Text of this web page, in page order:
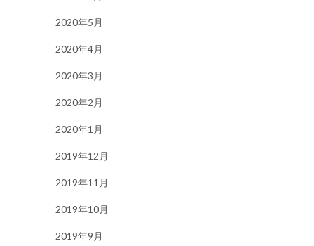
2020年5月
2020年4月
2020年3月
2020年2月
2020年1月
2019年12月
2019年11月
2019年10月
2019年9月